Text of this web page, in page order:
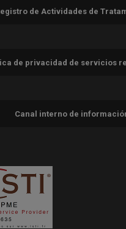
de Actividades de
de privacidad de servicios
Canal interno de